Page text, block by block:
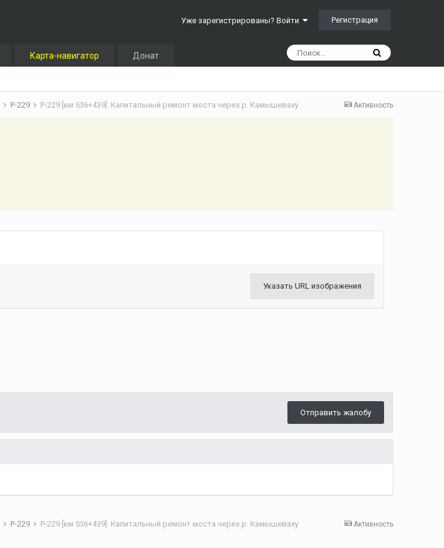
Уже зарегистрированы? Войти Регистрация
Карта-навигатор Донат
Активность
Р-229 Р-229 [км 536+439]: Капитальный ремонт моста через р. Камышеваху
Указать URL изображения
Отправить жалобу
Активность
Р-229 Р-229 [км 536+439]: Капитальный ремонт моста через р. Камышеваху